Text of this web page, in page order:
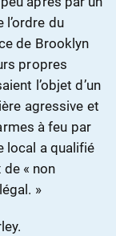
du
de Brooklyn
propres
l’objet d’un
agressive et
à feu par
local a qualifié
« non
»